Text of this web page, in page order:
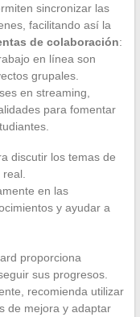
sincronizar las
facilitando así la
de colaboración:
en línea son
grupales.
en streaming,
para fomentar
discutir los temas de
en las
y ayudar a
proporciona
sus progresos.
recomienda utilizar
de mejora y adaptar